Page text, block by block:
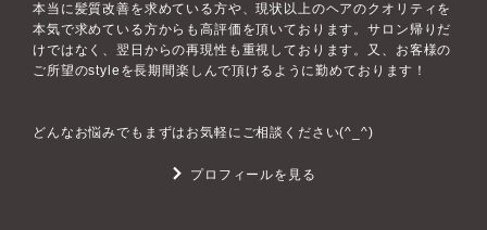
本当に髪質改善を求めている方や、現状以上のヘアのクオリティを
本気で求めている方からも高評価を頂いております。サロン帰りだ
けではなく、翌日からの再現性も重視しております。又、お客様の
ご所望のstyleを長期間楽しんで頂けるように勤めております！
どんなお悩みでもまずはお気軽にご相談ください(^_^)
プロフィールを見る